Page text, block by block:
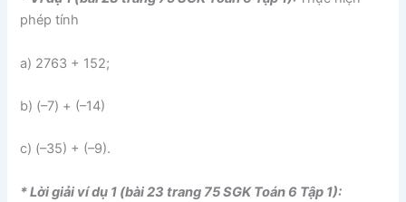
phép tính
a) 2763 + 152;
b) (–7) + (–14)
c) (–35) + (–9).
* Lời giải ví dụ 1 (bài 23 trang 75 SGK Toán 6 Tập 1):